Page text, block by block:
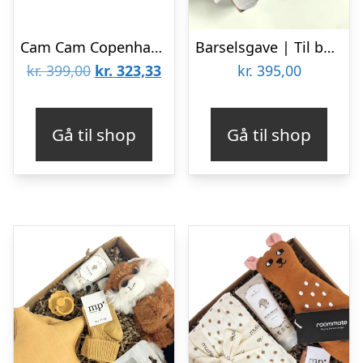
Cam Cam Copenhagen Gaveæske til Nyfødt – Mellem – Augusta
kr.399,00 Den
var:
kr. 399,00.
kr. 323,33Den
kr. 323,33.
Gå til shop
Barselsgave | Til baby
kr. 395,00
Gå til shop